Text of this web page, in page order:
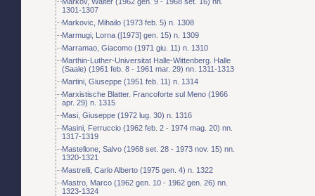
1301-1307
Markovic, Mihailo (1973 feb. 5) n. 1308
Marmugi, Lorna ([1973] gen. 15) n. 1309
Marramao, Giacomo (1971 giu. 11) n. 1310
Marthin-Luther-Universitat Halle-Wittenberg. Halle
(Saale) (1961 feb. 8 - 1961 mar. 29) nn. 1311-1313
Martini, Giuseppe (1951 feb. 11) n. 1314
Marxistische Blatter. Francoforte sul Meno (1966
apr. 29) n. 1315
Masi, Giuseppe (1972 lug. 30) n. 1316
Masini, Ferruccio (1962 feb. 2 - 1974 mag. 20) nn.
1317-1319
Mastellone, Salvo (1968 set. 28 - 1973 nov. 15) nn.
1320-1321
Mastrelli, Carlo Alberto (1975 gen. 4) n. 1322
Mastro, Marco (1962 gen. 10 - 1962 gen. 26) nn.
1323-1324